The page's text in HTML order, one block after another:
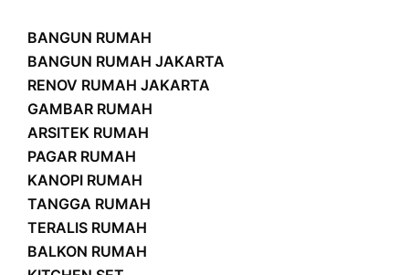
BANGUN RUMAH
BANGUN RUMAH JAKARTA
RENOV RUMAH JAKARTA
GAMBAR RUMAH
ARSITEK RUMAH
PAGAR RUMAH
KANOPI RUMAH
TANGGA RUMAH
TERALIS RUMAH
BALKON RUMAH